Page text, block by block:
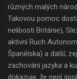
různých malých
Takovou pomoc
nelibosti Británie),
aktivní Ruch
Španělska) a další;
zachování jazyka a
dokazuje, že není